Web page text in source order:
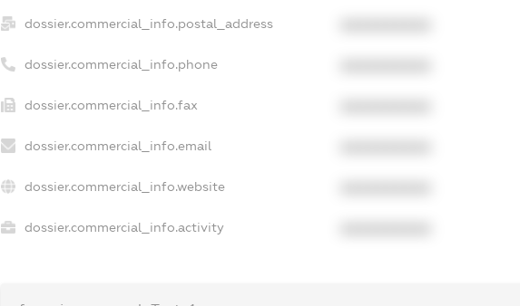
dossier.commercial_info.postal_address
dossier.commercial_info.phone
dossier.commercial_info.fax
dossier.commercial_info.email
dossier.commercial_info.website
dossier.commercial_info.activity